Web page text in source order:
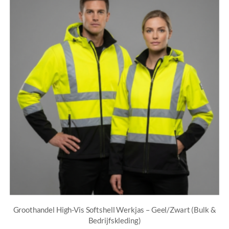
Groothandel High-Vis Softshell Werkjas – Geel/Zwart (Bulk &
Bedrijfskleding)